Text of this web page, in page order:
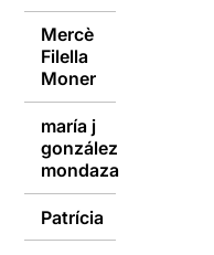
Mercè
Filella
Moner
maría j
gonzález
mondaza
Patrícia